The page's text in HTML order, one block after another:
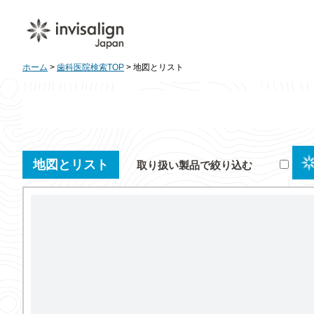
ホーム > 歯科医院検索TOP > 地図とリスト
地図とリスト 取り扱い製品で絞り込む